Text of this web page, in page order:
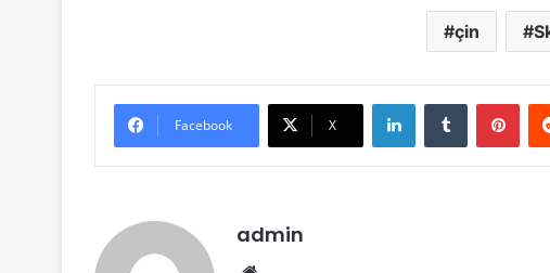
çin
Facebook X
admin